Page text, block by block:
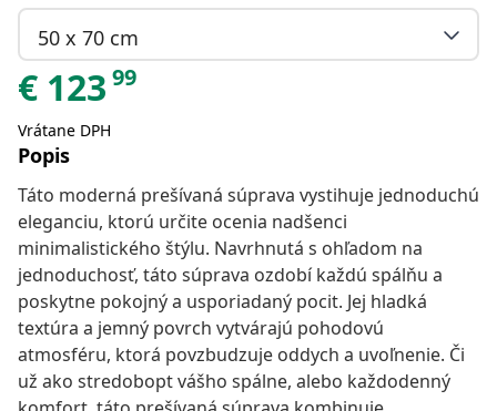
50 x 70 cm
€ 123 99
Vrátane DPH
Popis
Táto moderná prešívaná súprava vystihuje jednoduchú
eleganciu, ktorú určite ocenia nadšenci
minimalistického štýlu. Navrhnutá s ohľadom na
jednoduchosť, táto súprava ozdobí každú spálňu a
poskytne pokojný a usporiadaný pocit. Jej hladká
textúra a jemný povrch vytvárajú pohodovú
atmosféru, ktorá povzbudzuje oddych a uvoľnenie. Či
už ako stredobopt vášho spálne, alebo každodenný